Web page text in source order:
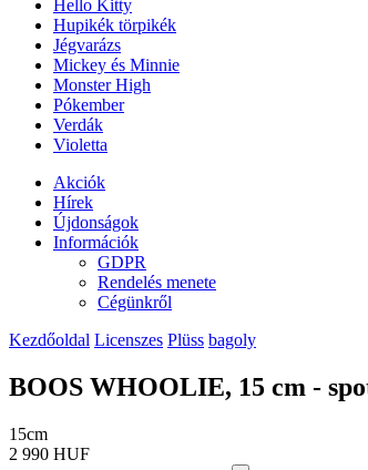
Hello Kitty
Hupikék törpikék
Jégvarázs
Mickey és Minnie
Monster High
Pókember
Verdák
Violetta
Akciók
Hírek
Újdonságok
Információk
GDPR
Rendelés menete
Cégünkről
Kezdőoldal Licenszes Plüss bagoly
BOOS WHOOLIE, 15 cm -
15cm
2 990 HUF